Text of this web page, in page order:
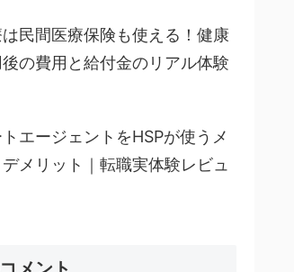
民間医療保険も使える！健康
の費用と給付金のリアル体験
トエージェントをHSPが使うメ
デメリット｜転職実体験レビュ